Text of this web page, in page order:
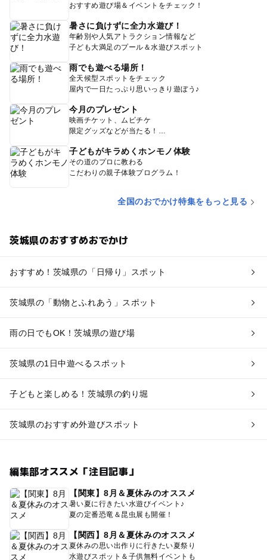
おすすめ遊び場＆イベントをチェック！
暑さに負けずに全力水遊び！
年齢別や人気アトラクション情報など
子ども大満足のプール＆水遊びスポット
雨でも遊べる場所！
全天候型スポットをチェック
屋内で一日たっぷり思いっきり遊ぼう♪
今月のプレゼント
映画チケット、ムビチケ
限定グッズなどが当たる！
子どもがキラめくホンモノ体験
その道のプロに教わる
こだわりの親子体験プログラム！
全国のおでかけ特集をもっと見る
茨城県のおすすめおでかけ
おすすめ！茨城県の「日帰り」スポット
茨城県の「動物とふれあう」スポット
雨の日でもOK！茨城県の遊び場
茨城県の1日中遊べるスポット
子どもと楽しめる！茨城県の釣り堀
茨城県のおすすめ外遊びスポット
編集部オススメ「注目記事」
【関東】8月＆夏休みのオススメ
暑い夏に行きたい水遊びイベント♪
夏の定番恐竜＆昆虫展も開催！
【関西】8月＆夏休みのオススメ
夏休みの思い出作りに行きたい夏祭り
水遊びスポット＆子供無料イベントも